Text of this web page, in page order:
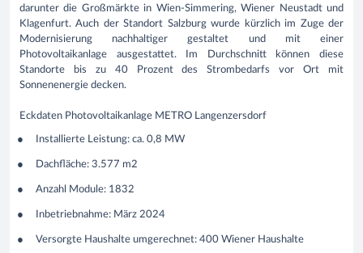
darunter die Großmärkte in Wien-Simmering, Wiener Neustadt und
Klagenfurt. Auch der Standort Salzburg wurde kürzlich im Zuge der
Modernisierung nachhaltiger gestaltet und mit einer
Photovoltaikanlage ausgestattet. Im Durchschnitt können diese
Standorte bis zu 40 Prozent des Strombedarfs vor Ort mit
Sonnenenergie decken.
Eckdaten Photovoltaikanlage METRO Langenzersdorf
Installierte Leistung: ca. 0,8 MW
Dachfläche: 3.577 m2
Anzahl Module: 1832
Inbetriebnahme: März 2024
Versorgte Haushalte umgerechnet: 400 Wiener Haushalte